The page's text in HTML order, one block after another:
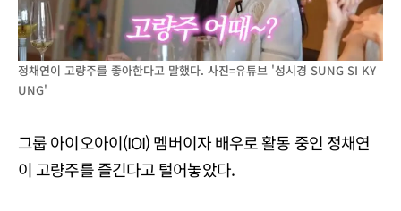
정채연이 고량주를 좋아한다고 말했다. 사진=유튜브 '성시경 SUNG SI KY
UNG'
그룹 아이오아이(IOI) 멤버이자 배우로 활동 중인 정채연
이 고량주를 즐긴다고 털어놓았다.